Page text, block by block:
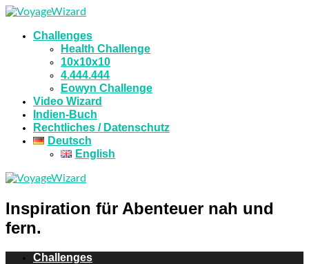
Challenges
Health Challenge
10x10x10
4.444.444
Eowyn Challenge
Video Wizard
Indien-Buch
Rechtliches / Datenschutz
Deutsch
English
Inspiration für Abenteuer nah und
fern.
Challenges